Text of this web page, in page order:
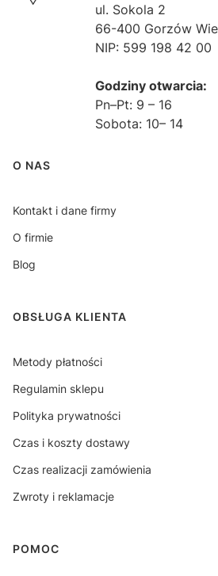
ul. Sokola 2
66-400 Gorzów
NIP: 599 198 42 00
Godziny otwarcia:
Pn–Pt: 9 – 16
Sobota: 10– 14
Linki w stopce
O NAS
Kontakt i dane firmy
O firmie
Blog
OBSŁUGA KLIENTA
Metody płatności
Regulamin sklepu
Polityka prywatności
Czas i koszty dostawy
Czas realizacji zamówienia
Zwroty i reklamacje
POMOC